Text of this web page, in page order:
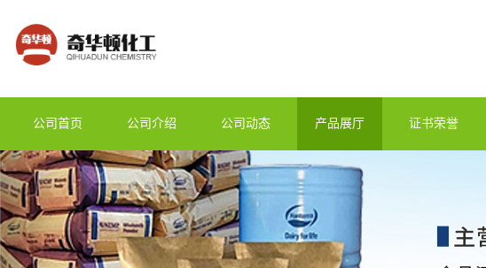
公司首页 公司介绍 公司动态 产品展厅 证书荣誉